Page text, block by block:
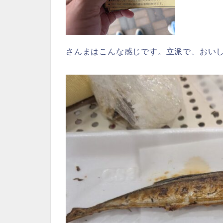
さんまはこんな感じです。立派で、おい